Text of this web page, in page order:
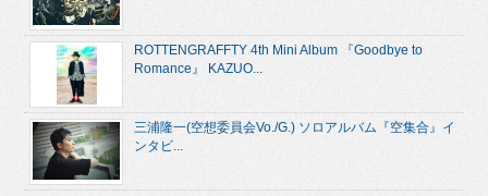
ROTTENGRAFFTY 4th Mini Album 『Goodbye to
Romance』 KAZUO...
三浦隆一(空想委員会Vo./G.) ソロアルバム『空集合』イ
ンタビ...